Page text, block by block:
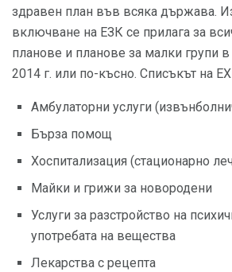
здравен план във всяка държава.
включване на ЕЗК се прилага за
планове и планове за малки групи в
2014 г. или по-късно. Списъкът на
Амбулаторни услуги
Бърза помощ
Хоспитализация (стационарно
Майки и грижи за новородени
Услуги за разстройство на
употребата на вещества
Лекарства с рецепта